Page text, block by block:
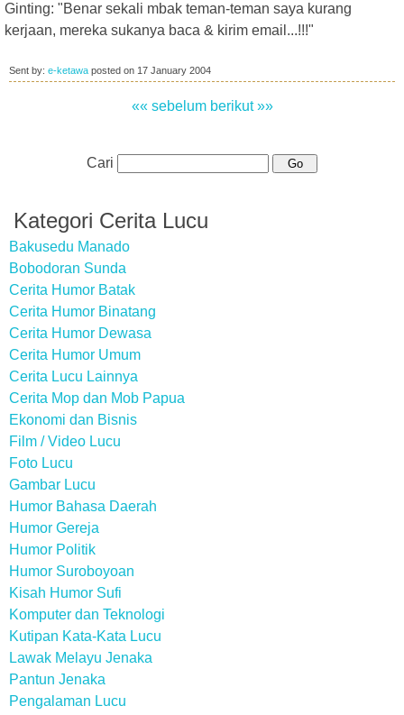
Ginting: "Benar sekali mbak teman-teman saya kurang
kerjaan, mereka sukanya baca & kirim email...!!!"
Sent by: e-ketawa posted on 17 January 2004
«« sebelum berikut »»
Cari
Kategori Cerita Lucu
Bakusedu Manado
Bobodoran Sunda
Cerita Humor Batak
Cerita Humor Binatang
Cerita Humor Dewasa
Cerita Humor Umum
Cerita Lucu Lainnya
Cerita Mop dan Mob Papua
Ekonomi dan Bisnis
Film / Video Lucu
Foto Lucu
Gambar Lucu
Humor Bahasa Daerah
Humor Gereja
Humor Politik
Humor Suroboyoan
Kisah Humor Sufi
Komputer dan Teknologi
Kutipan Kata-Kata Lucu
Lawak Melayu Jenaka
Pantun Jenaka
Pengalaman Lucu